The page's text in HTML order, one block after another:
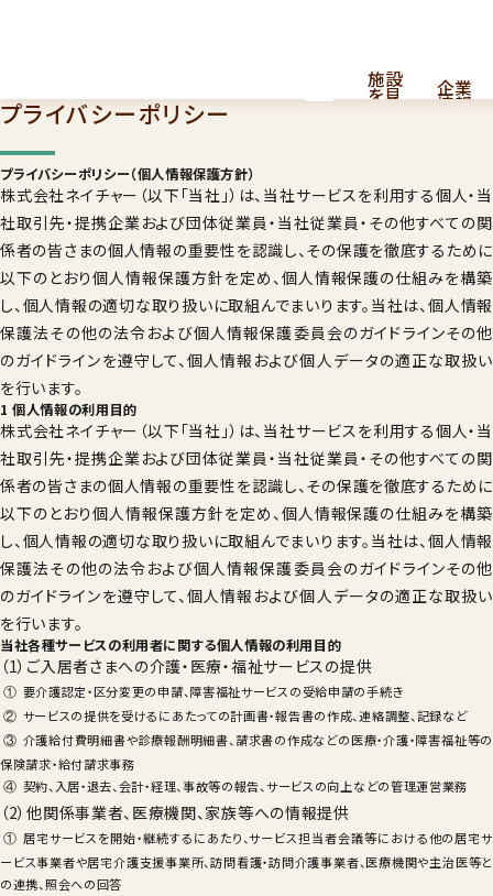
看護・介護提供型共同住宅
採用
情報はこちら
施設
を見 企業
情報
お
問
い
合
わ
せ
ナーシングホーム
受付時間 9：00
年始
プライバシーポリシー
プライバシーポリシー（個人情報保護方針）
株式会社ネイチャー（以下「当社」）は、当社サービスを利用する個人・当
社取引先・提携企業および団体従業員・当社従業員・その他すべての関
係者の皆さまの個人情報の重要性を認識し、その保護を徹底するために
以下のとおり個人情報保護方針を定め、個人情報保護の仕組みを構築
し、個人情報の適切な取り扱いに取組んでまいります。当社は、個人情報
保護法その他の法令および個人情報保護委員会のガイドラインその他
のガイドラインを遵守して、個人情報および個人データの適正な取扱い
を行います。
1 個人情報の利用目的
株式会社ネイチャー（以下「当社」）は、当社サービスを利用する個人・当
社取引先・提携企業および団体従業員・当社従業員・その他すべての関
係者の皆さまの個人情報の重要性を認識し、その保護を徹底するために
以下のとおり個人情報保護方針を定め、個人情報保護の仕組みを構築
し、個人情報の適切な取り扱いに取組んでまいります。当社は、個人情報
保護法その他の法令および個人情報保護委員会のガイドラインその他
のガイドラインを遵守して、個人情報および個人データの適正な取扱い
を行います。
当社各種サービスの利用者に関する個人情報の利用目的
（1）ご入居者さまへの介護・医療・福祉サービスの提供
要介護認定・区分変更の申請、障害福祉サービスの受給申請の手続き
サービスの提供を受けるにあたっての計画書・報告書の作成、連絡調整、記録など
介護給付費明細書や診療報酬明細書、請求書の作成などの医療・介護・障害福祉等の
保険請求・給付請求事務
契約、入居・退去、会計・経理、事故等の報告、サービスの向上などの管理運営業務
（2）他関係事業者、医療機関、家族等への情報提供
居宅サービスを開始・継続するにあたり、サービス担当者会議等における他の居宅サ
ービス事業者や居宅介護支援事業所、訪問看護・訪問介護事業者、医療機関や主治医等と
の連携、照会への回答